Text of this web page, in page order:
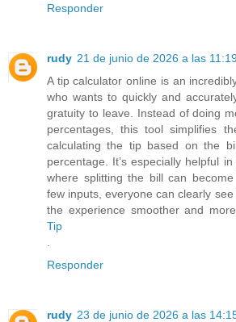
Responder
rudy 21 de junio de 2026 a las
A tip calculator online is an
who wants to quickly and
gratuity to leave. Instead of doing
percentages, this tool simplifies
calculating the tip based on the
percentage. It’s especially helpful
where splitting the bill can
few inputs, everyone can clearly
the experience smoother and
Tip
Responder
rudy 23 de junio de 2026 a las